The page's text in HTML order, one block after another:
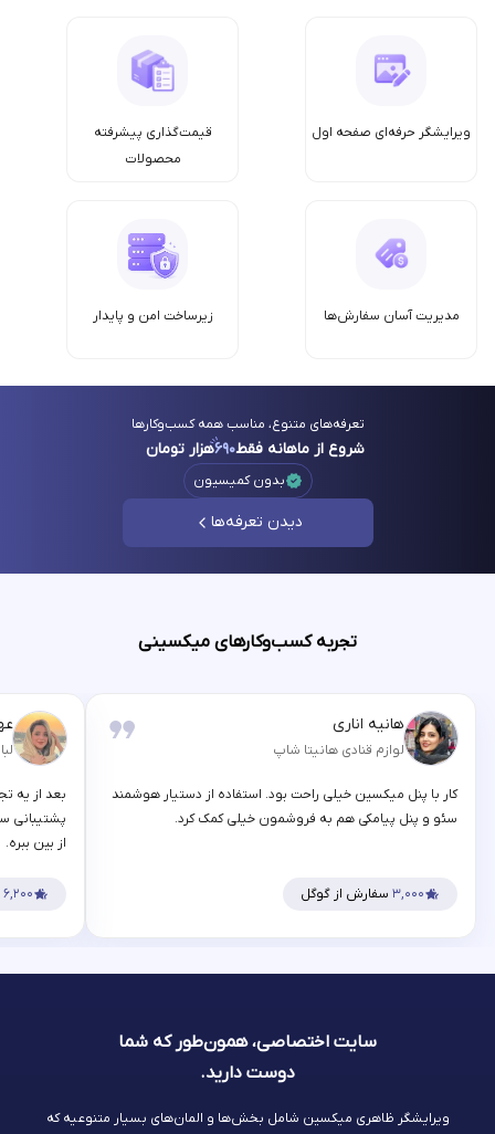
ویرایشگر حرفه‌ای صفحه اول
قیمت‌گذاری پیشرفته
محصولات
مدیریت آسان سفارش‌ها زیرساخت امن‌ و پایدار
تعرفه‌های متنوع، مناسب همه کسب‌وکارها
شروع از ماهانه فقط۶۹۰هزار تومان
بدون کمیسیون
دیدن تعرفه‌ها
تجربه کسب‌وکارهای میکسینی
هانیه اناری
لوازم قنادی هانیتا شاپ
کار با پنل میکسین خیلی راحت بود. استفاده از دستیار هوشمند
سئو و پنل پیامکی هم به فروشمون خیلی کمک کرد.
۳,۰۰۰ سفارش از گوگل
بعد از یه
پشتیبانی
از بین ببره.
۶,۲۰۰
سایت اختصاصی، همون‌طور که شما
دوست دارید.
ویرایشگر ظاهری میکسین شامل بخش‌ها و المان‌های بسیار متنوعیه که